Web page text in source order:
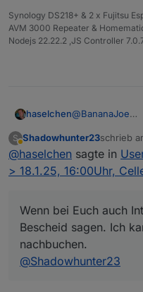
Ich möchte
Präsentation
möchte, dass
Synology DS218+ & 2 x Fujitsu
AVM 3000 Repeater &
Nodejs 22.22.2 ,JS Controller
haselchen@BananaJoe
@Samson71
@wendy2702
Soooo, im
Info.
Die Location ist
https://
S
Abwesend
Shadowhunter23schrieb
zuletzt
@haselchen sagte in
> 18.1.25, 16:00Uhr,
Wenn bei Euch auch
Bescheid sagen. Ich
nachbuchen.
@Shadowhunter23